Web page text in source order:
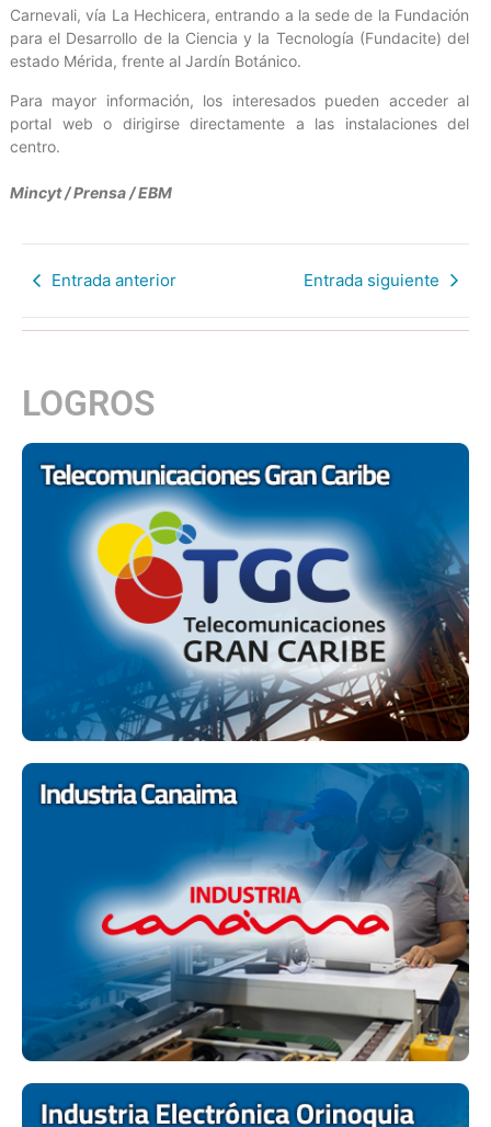
Carnevali, vía La Hechicera, entrando a la sede de la Fundación
para el Desarrollo de la Ciencia y la Tecnología (Fundacite) del
estado Mérida, frente al Jardín Botánico.
Para mayor información, los interesados pueden acceder al
portal web o dirigirse directamente a las instalaciones del
centro.
Mincyt / Prensa / EBM
Entrada anterior Entrada siguiente
LOGROS